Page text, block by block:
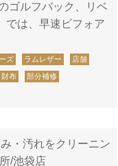
ゴルフバック、リベ
では、早速ビフォア
ズ ラムレザー 店舗
財布 部分補修